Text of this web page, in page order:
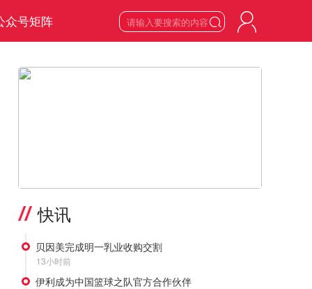
众号矩阵 
快讯
贝因美完成明一乳业收购交割
13小时前
伊利成为中国篮球之队官方合作伙伴